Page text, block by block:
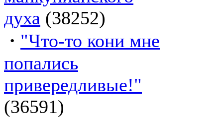
духа (38252)
· "Что-то кони мне
попались
привередливые!"
(36591)